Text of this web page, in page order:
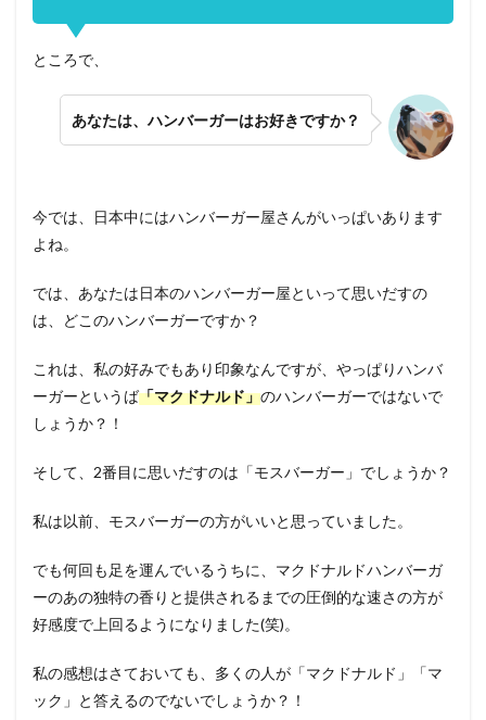
ところで、
あなたは、ハンバーガーはお好きですか？
今では、日本中にはハンバーガー屋さんがいっぱいあります
よね。
では、あなたは日本のハンバーガー屋といって思いだすの
は、どこのハンバーガーですか？
これは、私の好みでもあり印象なんですが、やっぱりハンバ
ーガーというば「マクドナルド」のハンバーガーではないで
しょうか？！
そして、2番目に思いだすのは「モスバーガー」でしょうか？
私は以前、モスバーガーの方がいいと思っていました。
でも何回も足を運んでいるうちに、マクドナルドハンバーガ
ーのあの独特の香りと提供されるまでの圧倒的な速さの方が
好感度で上回るようになりました(笑)。
私の感想はさておいても、多くの人が「マクドナルド」「マ
ック」と答えるのでないでしょうか？！